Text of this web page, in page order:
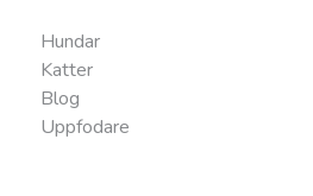
Hundar
Katter
Blog
Uppfodare